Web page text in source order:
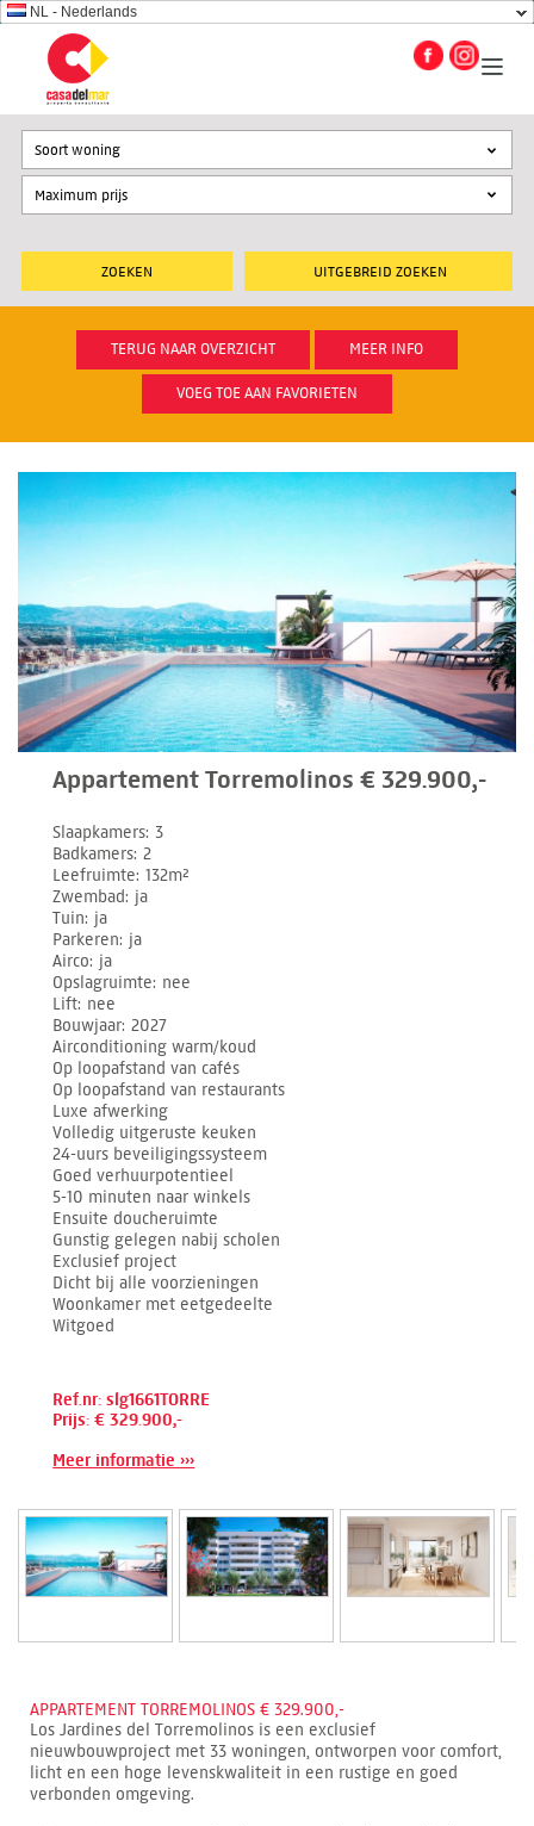
NL - Nederlands
UITGEBREID ZOEKEN
Soort woning
TERUG NAAR OVERZICHT MEER INFO
VOEG TOE AAN FAVORIETEN
Appartement Torremolinos € 329.900,-
Slaapkamers 3
Badkamers 2
Leefruimte 132m²
Zwembad ja
Tuin ja
Parkeren ja
Airco ja
Opslagruimte nee
Lift nee
Bouwjaar 2027
Airconditioning warm/koud
Op loopafstand van cafés
Op loopafstand van restaurants
Luxe afwerking
Volledig uitgeruste keuken
24-uurs beveiligingssysteem
Goed verhuurpotentieel
5-10 minuten naar winkels
Ensuite doucheruimte
Gunstig gelegen nabij scholen
Exclusief project
Dicht bij alle voorzieningen
Woonkamer met eetgedeelte
Witgoed
Ref.nr: slg1661TORRE
Prijs: € 329.900,-
Meer informatie ›››
APPARTEMENT TORREMOLINOS € 329.900,-
Los Jardines del Torremolinos is een exclusief
nieuwbouwproject met 33 woningen, ontworpen voor comfort,
licht en een hoge levenskwaliteit in een rustige en goed
verbonden omgeving.